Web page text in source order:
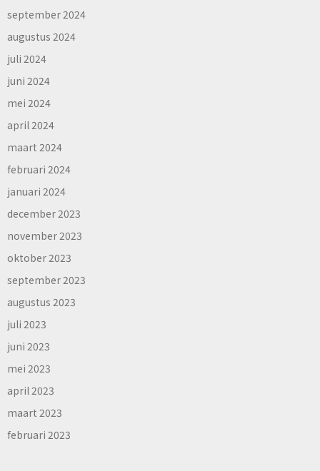
september 2024
augustus 2024
juli 2024
juni 2024
mei 2024
april 2024
maart 2024
februari 2024
januari 2024
december 2023
november 2023
oktober 2023
september 2023
augustus 2023
juli 2023
juni 2023
mei 2023
april 2023
maart 2023
februari 2023